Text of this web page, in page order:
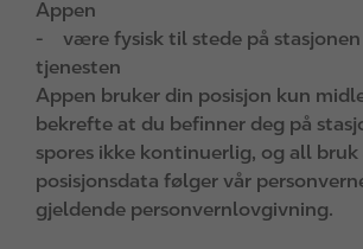
Appen
- være fysisk til stede på stasjonen
tjenesten
Appen bruker din posisjon kun
bekrefte at du befinner deg på
spores ikke kontinuerlig, og all bruk
posisjonsdata følger vår
gjeldende personvernlovgivning.